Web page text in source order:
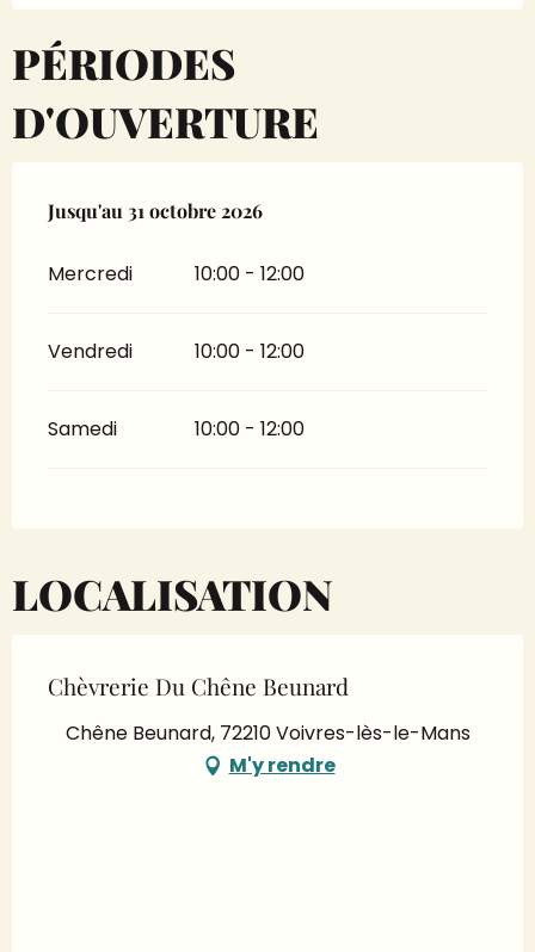
PÉRIODES
D'OUVERTURE
Du1 mars 2026au31 octobre 2026
Jusqu'au31 octobre 2026
Mercredi 10:00 - 12:00
Vendredi 10:00 - 12:00
Samedi 10:00 - 12:00
LOCALISATION
Chèvrerie Du Chêne Beunard
Chêne Beunard, 72210 Voivres-lès-le-Mans
M'y rendre